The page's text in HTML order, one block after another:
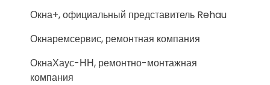
Окна+, официальный представитель Rehau
Окнаремсервис, ремонтная компания
ОкнаХаус-НН, ремонтно-монтажная
компания